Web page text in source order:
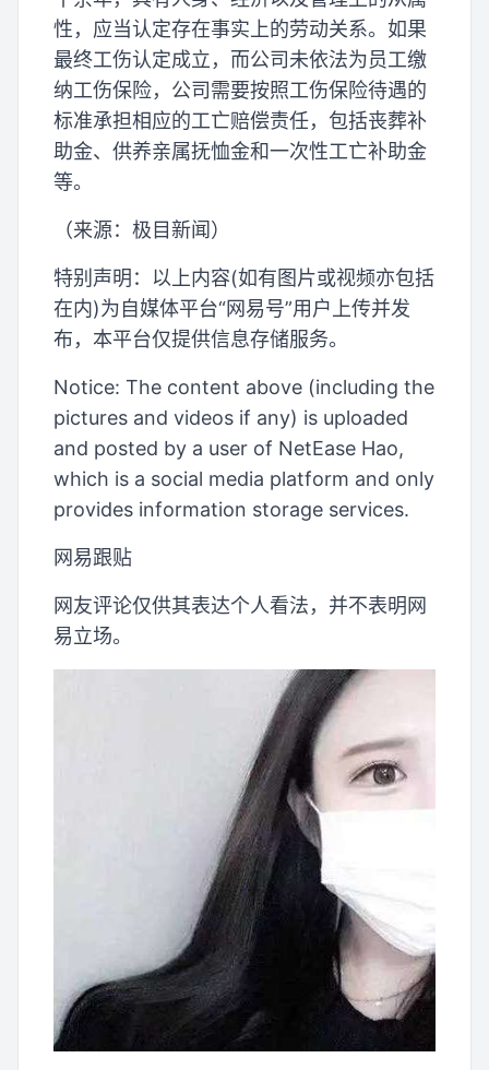
性，应当认定存在事实上的劳动关系。如果
最终工伤认定成立，而公司未依法为员工缴
纳工伤保险，公司需要按照工伤保险待遇的
标准承担相应的工亡赔偿责任，包括丧葬补
助金、供养亲属抚恤金和一次性工亡补助金
等。
（来源：极目新闻）
特别声明：以上内容(如有图片或视频亦包括
在内)为自媒体平台“网易号”用户上传并发
布，本平台仅提供信息存储服务。
Notice: The content above (including the
pictures and videos if any) is uploaded
and posted by a user of NetEase Hao,
which is a social media platform and only
provides information storage services.
网易跟贴
网友评论仅供其表达个人看法，并不表明网
易立场。